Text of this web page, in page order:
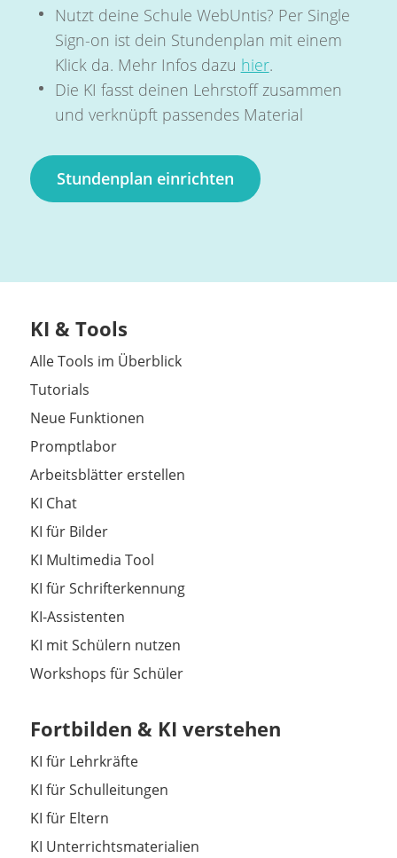
Nutzt deine Schule WebUntis? Per Single
Sign-on ist dein Stundenplan mit einem
Klick da. Mehr Infos dazu hier.
Die KI fasst deinen Lehrstoff zusammen
und verknüpft passendes Material
Stundenplan einrichten
KI & Tools
Alle Tools im Überblick
Tutorials
Neue Funktionen
Promptlabor
Arbeitsblätter erstellen
KI Chat
KI für Bilder
KI Multimedia Tool
KI für Schrifterkennung
KI-Assistenten
KI mit Schülern nutzen
Workshops für Schüler
Fortbilden & KI verstehen
KI für Lehrkräfte
KI für Schulleitungen
KI für Eltern
KI Unterrichtsmaterialien